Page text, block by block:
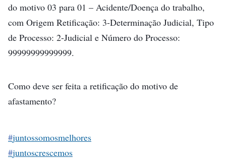
do motivo 03 para 01 – Acidente/Doença do trabalho,
com Origem Retificação: 3-Determinação Judicial, Tipo
de Processo: 2-Judicial e Número do Processo:
99999999999999.
Como deve ser feita a retificação do motivo de
afastamento?
#juntossomosmelhores
#juntoscrescemos